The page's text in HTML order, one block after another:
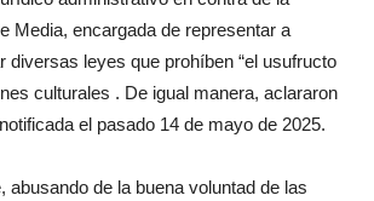
Media, encargada de representar a
diversas leyes que prohíben “el usufructo
culturales . De igual manera, aclararon
el pasado 14 de mayo de 2025.
abusando de la buena voluntad de las